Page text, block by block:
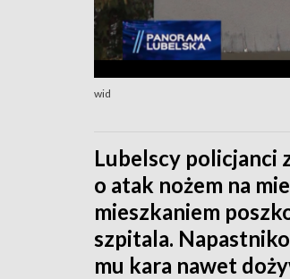
wid
Lubelscy policjanci
o atak nożem na
mieszkaniem
szpitala.
mu kara nawet